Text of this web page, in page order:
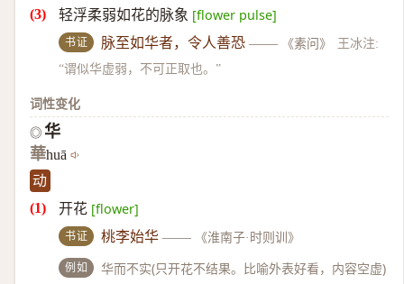
轻浮柔弱如花的脉象 [flower pulse]
书证 脉至如华者，令人善恐 —— 《素问》
王冰注:
“谓似华虚弱，不可正取也。”
词性变化
◎ 华
華huā
动
开花 [flower]
书证 桃李始华 —— 《淮南子·时则训》
例如 华而不实(只开花不结果。比喻外表好看，内容空虚)